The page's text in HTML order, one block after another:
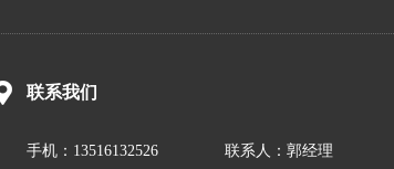
联系我们
手机：13516132526 联系人：郭经理